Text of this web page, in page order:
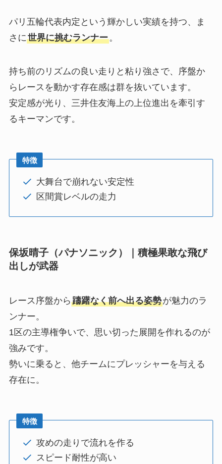
パリ五輪代表内定という輝かしい実績を持つ、ま
さに世界に挑むランナー。
持ち前のリズムの良い走りと粘り強さで、序盤か
らレースを動かす存在感は群を抜いています。
安定感が光り、三井住友海上の上位進出を牽引す
るキーマンです。
特徴
大舞台で崩れない安定性
区間賞レベルの走力
保坂晴子（パナソニック）｜積極果敢な飛び
出しが武器
レース序盤から 躊躇なく前へ出る姿勢が魅力のラ
ンナー。
1区の主導権争いで、思い切った展開を作れるのが
強みです。
勢いに乗ると、他チームにプレッシャーを与える
存在に。
特徴
攻めの走りで流れを作る
スピード耐性が高い